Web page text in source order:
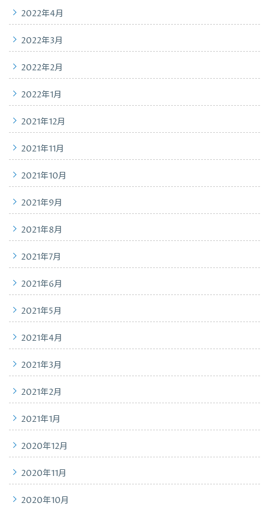
2022年4月
2022年3月
2022年2月
2022年1月
2021年12月
2021年11月
2021年10月
2021年9月
2021年8月
2021年7月
2021年6月
2021年5月
2021年4月
2021年3月
2021年2月
2021年1月
2020年12月
2020年11月
2020年10月